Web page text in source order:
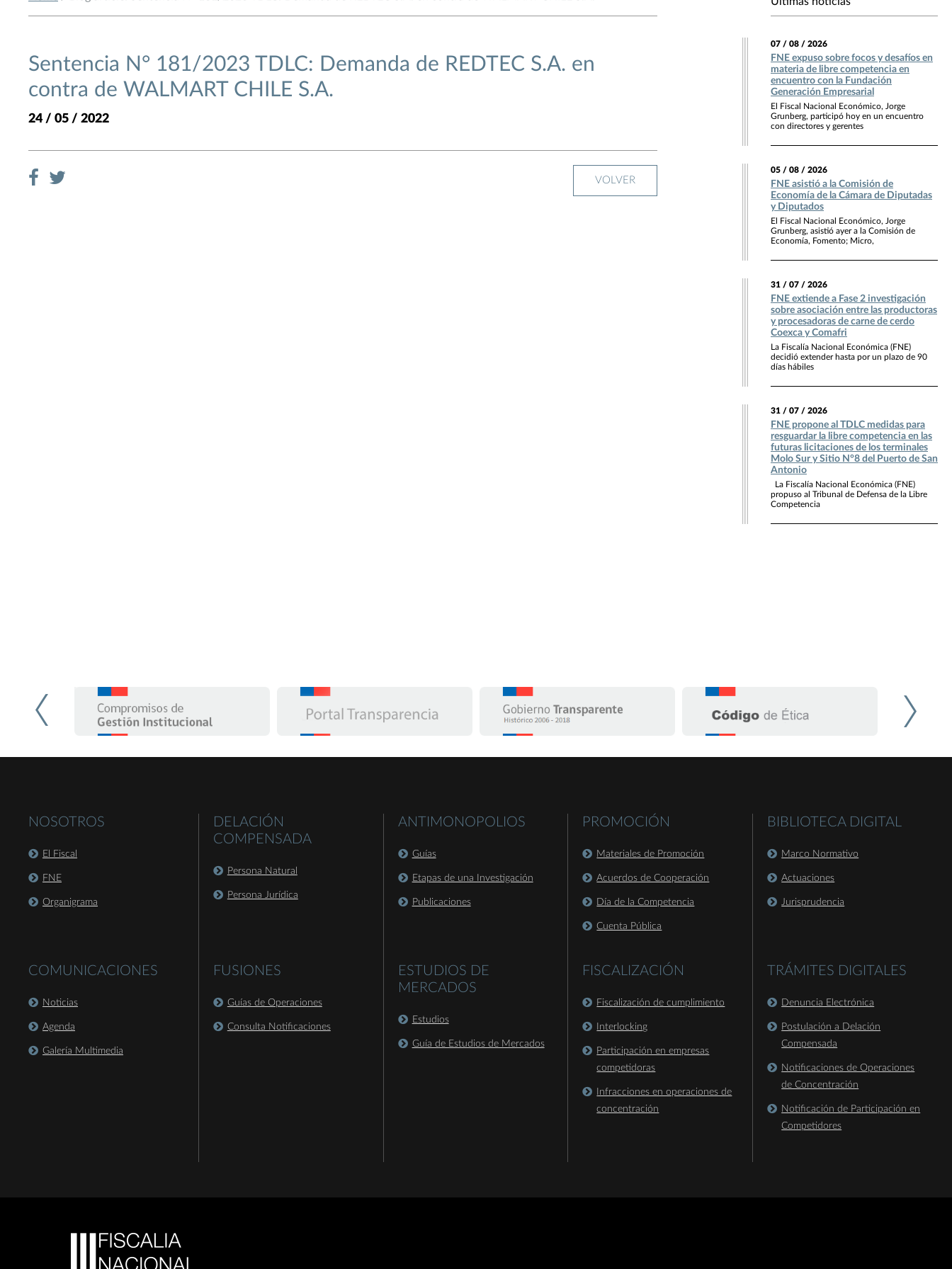
Sentencia N° 181/2023 TDLC: Demanda de REDTEC S.A. en
contra de WALMART CHILE S.A.
24 / 05 / 2022
VOLVER
07 / 08 / 2026
FNE expuso sobre focos y desafíos en
materia de libre competencia en
encuentro con la Fundación
Generación Empresarial
El Fiscal Nacional Económico, Jorge
Grunberg, participó hoy en un encuentro
con directores y gerentes
05 / 08 / 2026
FNE asistió a la Comisión de
Economía de la Cámara de Diputadas
y Diputados
El Fiscal Nacional Económico, Jorge
Grunberg, asistió ayer a la Comisión de
Economía, Fomento; Micro,
31 / 07 / 2026
FNE extiende a Fase 2 investigación
sobre asociación entre las productoras
y procesadoras de carne de cerdo
Coexca y Comafri
La Fiscalía Nacional Económica (FNE)
decidió extender hasta por un plazo de 90
días hábiles
31 / 07 / 2026
FNE propone al TDLC medidas para
resguardar la libre competencia en las
futuras licitaciones de los terminales
Molo Sur y Sitio N°8 del Puerto de San
Antonio
La Fiscalía Nacional Económica (FNE)
propuso al Tribunal de Defensa de la Libre
Competencia
NOSOTROS
El Fiscal
FNE
Organigrama
COMUNICACIONES
Noticias
Agenda
Galería Multimedia
DELACIÓN
COMPENSADA
Persona Natural
Persona Jurídica
FUSIONES
Guías de Operaciones
Consulta Notificaciones
ANTIMONOPOLIOS
Guías
Etapas de una Investigación
Publicaciones
ESTUDIOS DE
MERCADOS
Estudios
Guía de Estudios de Mercados
PROMOCIÓN
Materiales de Promoción
Acuerdos de Cooperación
Día de la Competencia
Cuenta Pública
FISCALIZACIÓN
Fiscalización de cumplimiento
Interlocking
Participación en empresas
competidoras
Infracciones en operaciones de
concentración
BIBLIOTECA DIGITAL
Marco Normativo
Actuaciones
Jurisprudencia
TRÁMITES DIGITALES
Denuncia Electrónica
Postulación a Delación
Compensada
Notificaciones de Operaciones
de Concentración
Notificación de Participación en
Competidores